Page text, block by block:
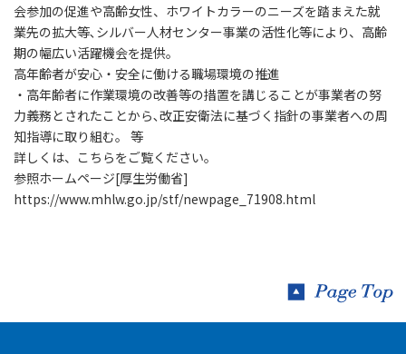
会参加の促進や高齢女性、ホワイトカラーのニーズを踏まえた就
業先の拡大等､シルバー人材センター事業の活性化等により、高齢
期の幅広い活躍機会を提供。
高年齢者が安心・安全に働ける職場環境の推進
・高年齢者に作業環境の改善等の措置を講じることが事業者の努
力義務とされたことから､改正安衛法に基づく指針の事業者への周
知指導に取り組む。 等
詳しくは、こちらをご覧ください。
参照ホームページ[厚生労働省]
https://www.mhlw.go.jp/stf/newpage_71908.html